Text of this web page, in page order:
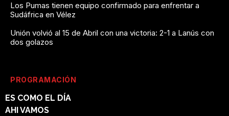
Los Pumas tienen equipo confirmado para enfrentar a
Sudáfrica en Vélez
Unión volvió al 15 de Abril con una victoria: 2-1 a Lanús con
dos golazos
PROGRAMACIÓN
ES COMO EL DÍA
AHI VAMOS